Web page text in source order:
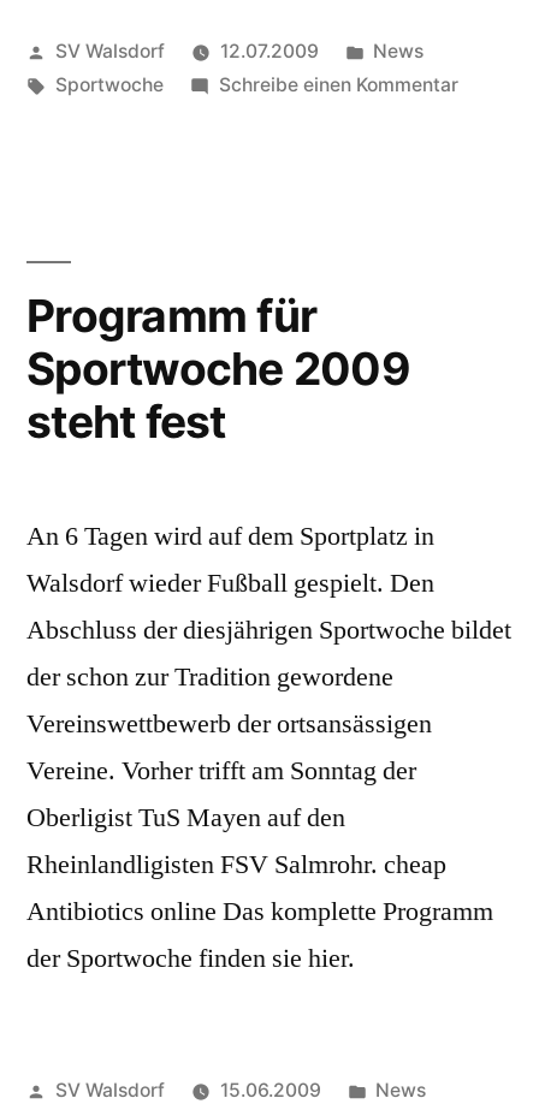
Veröffentlicht
von
SV Walsdorf 12.07.2009
Veröffentlicht
in
News
Schlagwörter:
Sportwoche Schreibe einen Kommentarzu
Programm für
Sportwoche 2009
steht fest
An 6 Tagen wird auf dem Sportplatz in
Walsdorf wieder Fußball gespielt. Den
Abschluss der diesjährigen Sportwoche bildet
der schon zur Tradition gewordene
Vereinswettbewerb der ortsansässigen
Vereine. Vorher trifft am Sonntag der
Oberligist TuS Mayen auf den
Rheinlandligisten FSV Salmrohr. cheap
Antibiotics online Das komplette Programm
der Sportwoche finden sie hier.
Veröffentlicht
SV Walsdorf 15.06.2009
Veröffentlicht
News